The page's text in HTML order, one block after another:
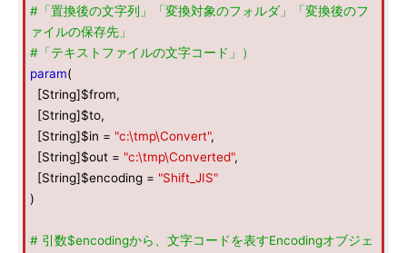
#「置換後の文字列」「変換対象のフォルダ」「変換後のフ
ァイルの保存先」
#「テキストファイルの文字コード」）
param(
[String]$from,
[String]$to,
[String]$in = "c:\tmp\Convert",
[String]$out = "c:\tmp\Converted",
[String]$encoding = "Shift_JIS"
)
# 引数$encodingから、文字コードを表すEncodingオブジェ